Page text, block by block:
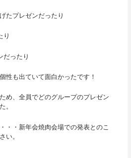
たプレゼンだったり
り
だったり
性も出ていて面白かったです！
め、全員でどのグループのプレゼン
。
・・新年会焼肉会場での発表とのこ
い。